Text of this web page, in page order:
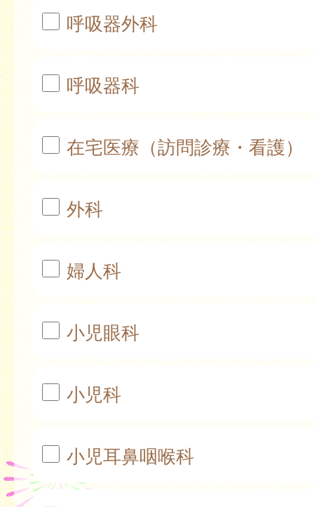
呼吸器外科
呼吸器科
在宅医療（訪問診療・看護）
外科
婦人科
小児眼科
小児科
小児耳鼻咽喉科